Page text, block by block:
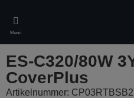
main
content
Menü
ES-C320/80W
CoverPlus
Artikelnummer: